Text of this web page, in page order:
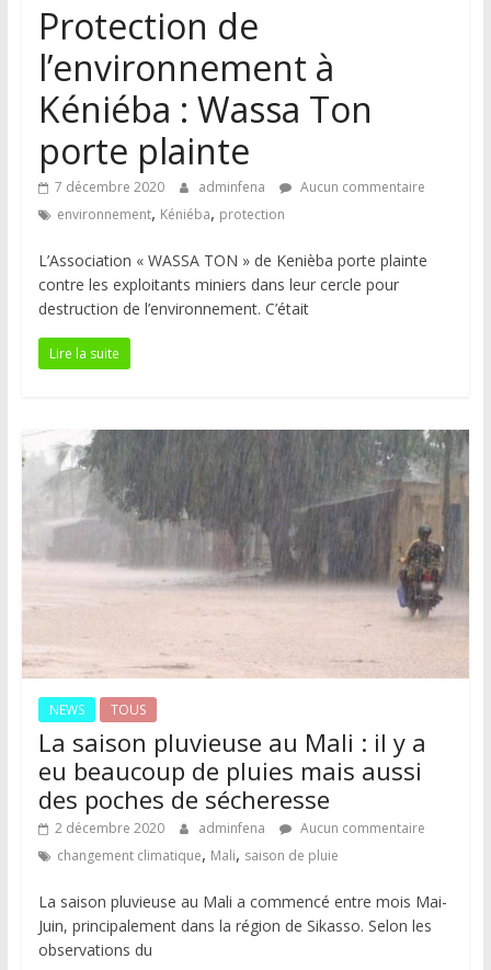
Protection de
l’environnement à
Kéniéba : Wassa Ton
porte plainte
7 décembre 2020 adminfena
Aucun commentaire
environnement, Kéniéba, protection
L’Association « WASSA TON » de Kenièba porte plainte
contre les exploitants miniers dans leur cercle pour
destruction de l’environnement. C’était
Lire la suite
NEWS TOUS
La saison pluvieuse au Mali : il y a
eu beaucoup de pluies mais aussi
des poches de sécheresse
2 décembre 2020 adminfena
Aucun commentaire
changement climatique, Mali, saison de pluie
La saison pluvieuse au Mali a commencé entre mois Mai-
Juin, principalement dans la région de Sikasso. Selon les
observations du